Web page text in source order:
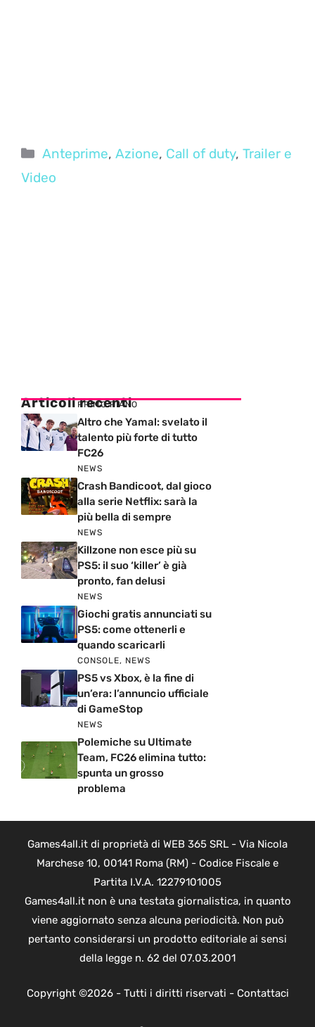
Categorie
Anteprime,Azione, Call of duty,Trailer e
Video
Articoli recenti
PRIMO PIANO
Altro che Yamal: svelato il
talento più forte di tutto
FC26
NEWS
Crash Bandicoot, dal gioco
alla serie Netflix: sarà la
più bella di sempre
NEWS
Killzone non esce più su
PS5: il suo ‘killer’ è già
pronto, fan delusi
NEWS
Giochi gratis annunciati su
PS5: come ottenerli e
quando scaricarli
CONSOLE, NEWS
PS5 vs Xbox, è la fine di
un’era: l’annuncio ufficiale
di GameStop
NEWS
Polemiche su Ultimate
Team, FC26 elimina tutto:
spunta un grosso
problema
Games4all.it di proprietà di WEB 365 SRL - Via Nicola
Marchese 10, 00141 Roma (RM) - Codice Fiscale e
Partita I.V.A. 12279101005
Games4all.it non è una testata giornalistica, in quanto
viene aggiornato senza alcuna periodicità. Non può
pertanto considerarsi un prodotto editoriale ai sensi
della legge n. 62 del 07.03.2001
Copyright ©2026 - Tutti i diritti riservati - Contattaci